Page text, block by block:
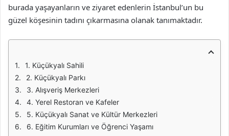
burada yaşayanların ve ziyaret edenlerin İstanbul’un bu
güzel köşesinin tadını çıkarmasına olanak tanımaktadır.
1. Küçükyalı Sahili
2. Küçükyalı Parkı
3. Alışveriş Merkezleri
4. Yerel Restoran ve Kafeler
5. Küçükyalı Sanat ve Kültür Merkezleri
6. Eğitim Kurumları ve Öğrenci Yaşamı